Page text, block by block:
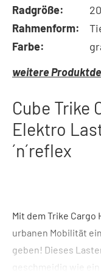
Radgröße:
Rahmenform:
Farbe:
weitere
Cube Trike
Elektro
´n´reflex
Mit dem Trike Cargo
urbanen Mobilität
geben! Dieses
geschmeidig wie